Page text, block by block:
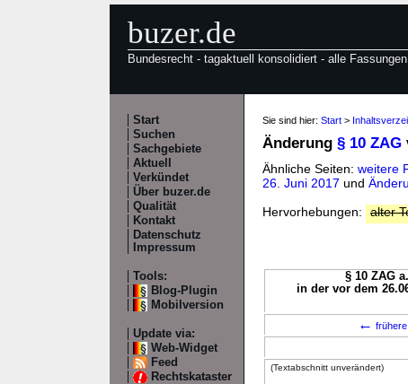
buzer.de
Bundesrecht - tagaktuell konsolidiert - alle
Start
Suchen
Sachgebiete
Aktuell
Verkündet
Über buzer.de
Qualität
Kontakt
Datenschutz
Impressum
Tools:
Blog-Plugin
Mobilversion
Update via:
Web-Widget
Feed
Rechtskataster
Sie sind hier: Start >
Änderung § 10 ZAG
Ähnliche Seiten: weitere
26. Juni 2017 und
Hervorhebungen:
alter
§ 10 ZAG
in der vor dem
←
(Textabschnitt unverändert)